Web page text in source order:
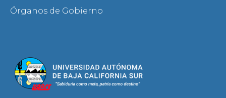
Órganos de Gobierno